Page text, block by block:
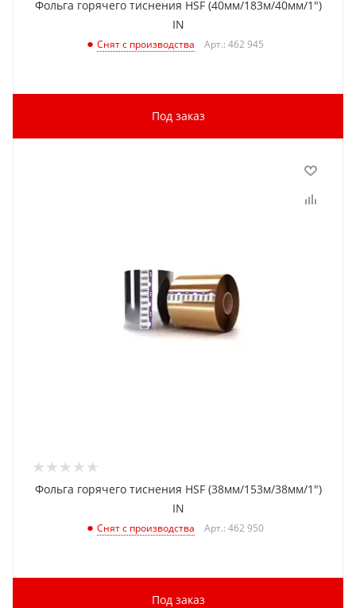
Фольга горячего тиснения HSF (40мм/183м/40мм/1")
IN
Снят с производства Арт.: 462 945
Под заказ
Фольга горячего тиснения HSF (38мм/153м/38мм/1")
IN
Снят с производства Арт.: 462 950
Под заказ